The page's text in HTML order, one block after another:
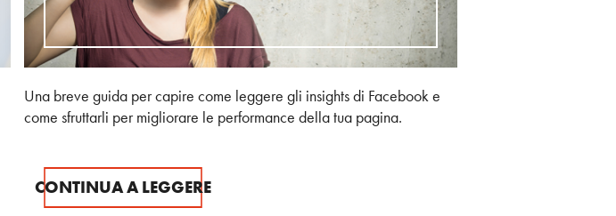
Una breve guida per capire come leggere gli insights di Facebook e
come sfruttarli per migliorare le performance della tua pagina.
CONTINUA A LEGGERE